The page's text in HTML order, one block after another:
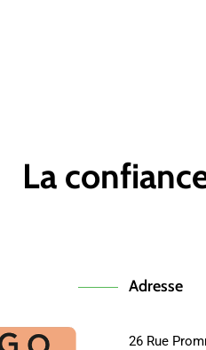
La
Adresse
26 Rue